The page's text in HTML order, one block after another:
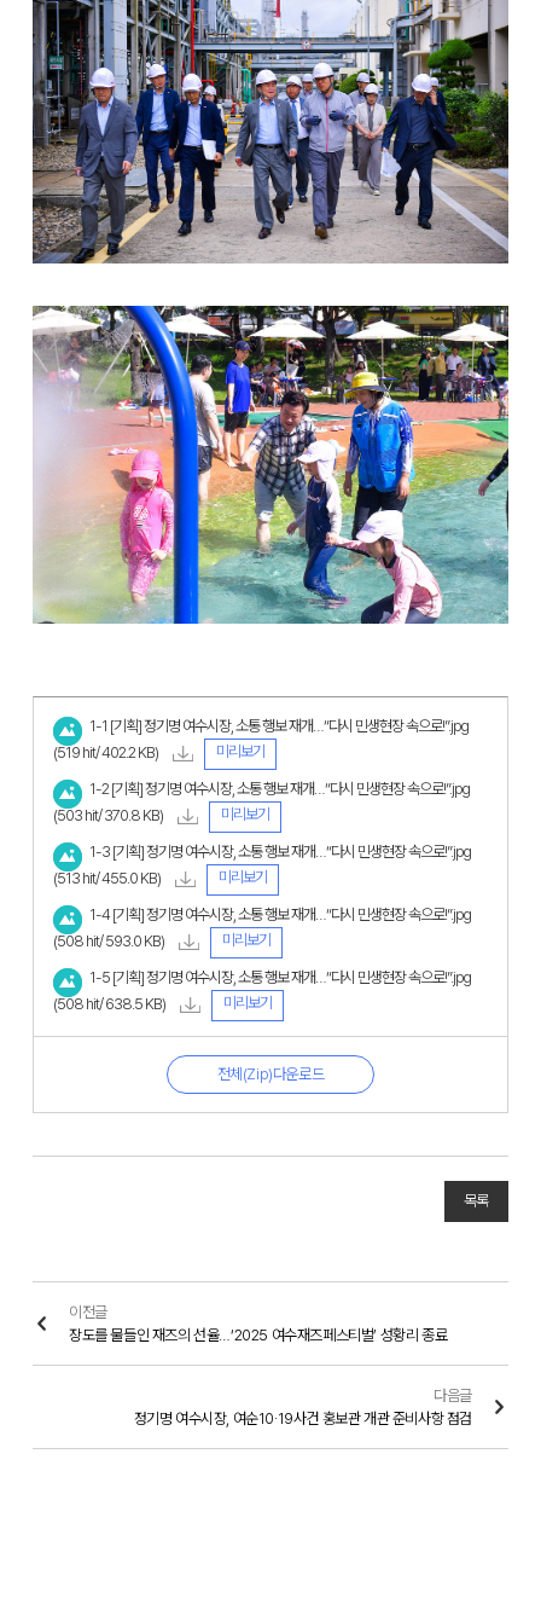
1-1 [기획] 정기명 여수시장, 소통 행보 재개…“다시 민생현장 속으로!”.jpg
(519 hit/ 402.2 KB)
미리보기
1-2 [기획] 정기명 여수시장, 소통 행보 재개…“다시 민생현장 속으로!”.jpg
(503 hit/ 370.8 KB)
미리보기
1-3 [기획] 정기명 여수시장, 소통 행보 재개…“다시 민생현장 속으로!”.jpg
(513 hit/ 455.0 KB)
미리보기
1-4 [기획] 정기명 여수시장, 소통 행보 재개…“다시 민생현장 속으로!”.jpg
(508 hit/ 593.0 KB)
미리보기
1-5 [기획] 정기명 여수시장, 소통 행보 재개…“다시 민생현장 속으로!”.jpg
(508 hit/ 638.5 KB)
미리보기
전체(Zip)다운로드
목록
이전글
장도를 물들인 재즈의 선율…‘2025 여수재즈페스티벌’ 성황리 종료
다음글
정기명 여수시장, 여순10·19사건 홍보관 개관 준비사항 점검